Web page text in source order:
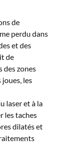
de
perdu dans
et des
de
des zones
les
laser et à la
les taches
dilatés et